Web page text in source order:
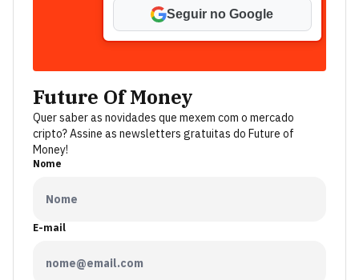
Seguir no Google
Future Of Money
Quer saber as novidades que mexem com o mercado
cripto? Assine as newsletters gratuitas do Future of
Money!
Nome
E-mail